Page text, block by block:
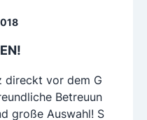
direckt vor dem G
Betreuun
große Auswahl! S